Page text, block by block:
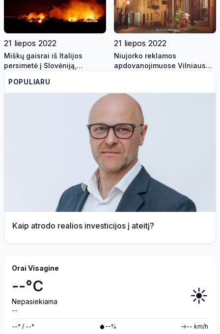
21 liepos 2022
Miškų gaisrai iš Italijos
persimetė į Slovėniją,
evakuoti keturi kaimai
21 liepos 2022
Niujorko reklamos
apdovanojimuose Vilniaus
POPULIARU
Kaip atrodo realios investicijos į ateitį?
Orai Visagine
--°C
Nepasiekiama
--
☀️
--° / --° --% -- km/h